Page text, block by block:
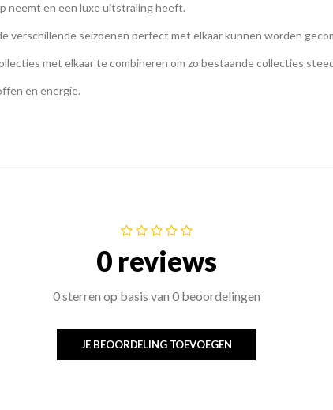
neemt en een luxe uitstraling heeft.
verschillende seizoenen perfect met elkaar kunnen worden
met elkaar te combineren om zo bestaande collecties
en energie.
0 reviews
0 sterren op basis van 0 beoordelingen
JE BEOORDELING TOEVOEGEN